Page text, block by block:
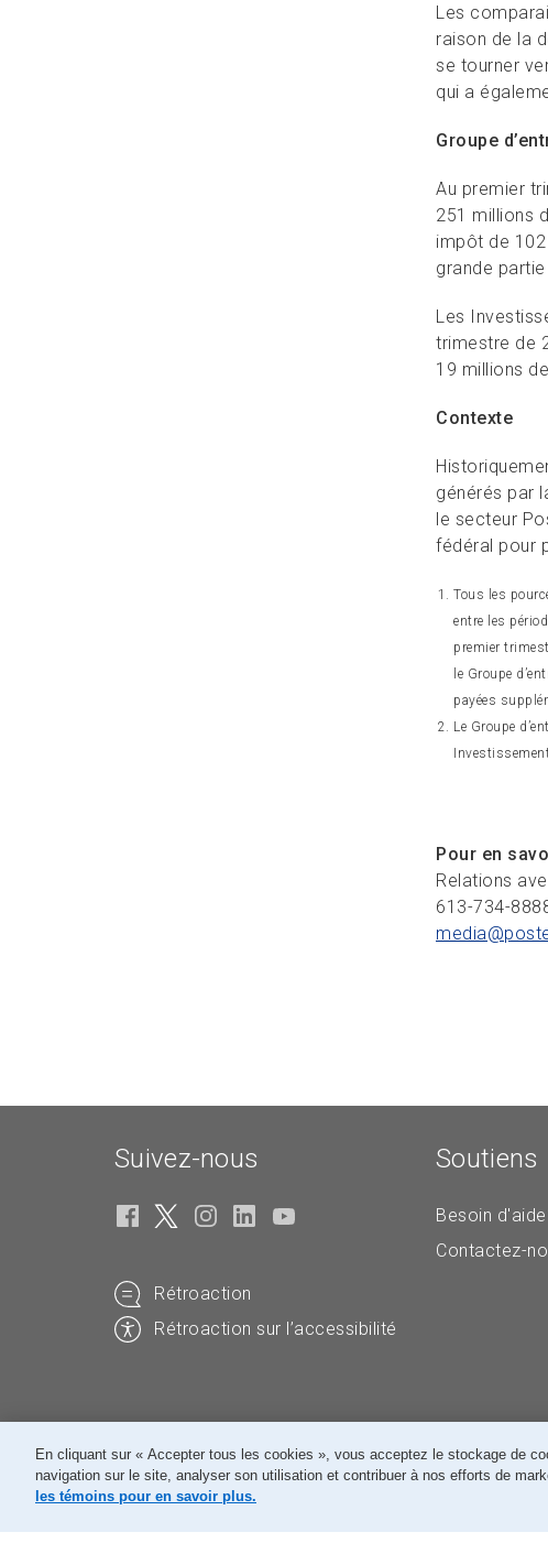
Les
raison de la
se tourner
qui a
Groupe
Au premier
251 millions
impôt de
grande
Les
trimestre de
19 millions
Contexte
générés par
le secteur
fédéral pour
Tous les
entre les
premier
le Groupe
payées
Le Groupe
Pour en
Relations
613-734-
Suivez-nous
Rétroaction
Rétroaction sur l’accessibilité
Soutiens
Besoin
Contactez-
© Société canadienne des postes
En cliquant sur « Accepter tous les cookies », vous acceptez le stockage de
navigation sur le site, analyser son utilisation et contribuer à nos efforts de
les témoins pour en savoir plus.